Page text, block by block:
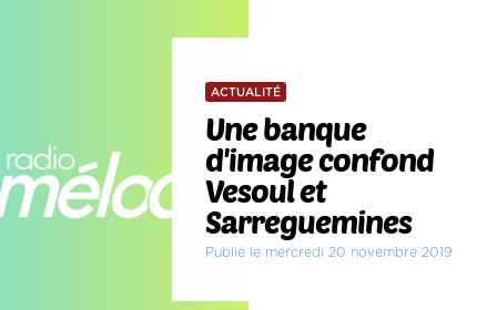
ACTUALITÉ
Une banque
d'image confond
Vesoul et
Sarreguemines
Publié le mercredi 20 novembre 2019